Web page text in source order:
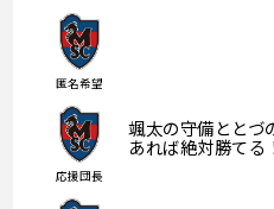
匿名希望
応援団長
颯太の守備ととづ
あれば絶対勝てる